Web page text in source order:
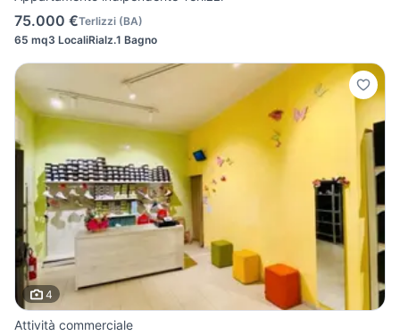
75.000 €Terlizzi (BA)
65 mq3 LocaliRialz.1 Bagno
4
Attività commerciale